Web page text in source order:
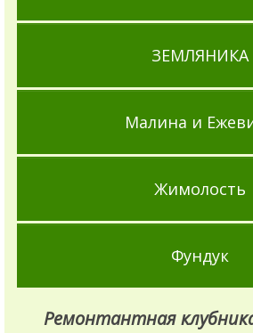
ЗЕМЛЯНИКА
Малина и
Жимолость
Фундук
Ремонтантная